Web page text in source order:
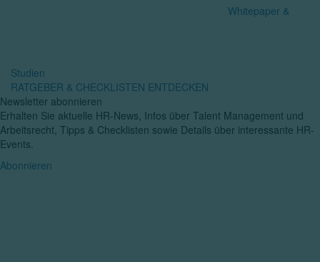
Whitepaper &
Studien
RATGEBER & CHECKLISTEN ENTDECKEN
Newsletter abonnieren
Erhalten Sie aktuelle HR-News, Infos über Talent Management und
Arbeitsrecht, Tipps & Checklisten sowie Details über interessante HR-
Events.
Abonnieren